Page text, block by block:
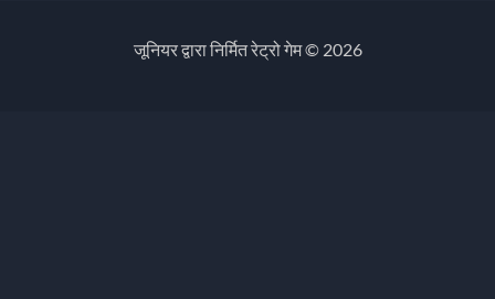
जूनियर द्वारा निर्मित रेट्रो गेम © 2026